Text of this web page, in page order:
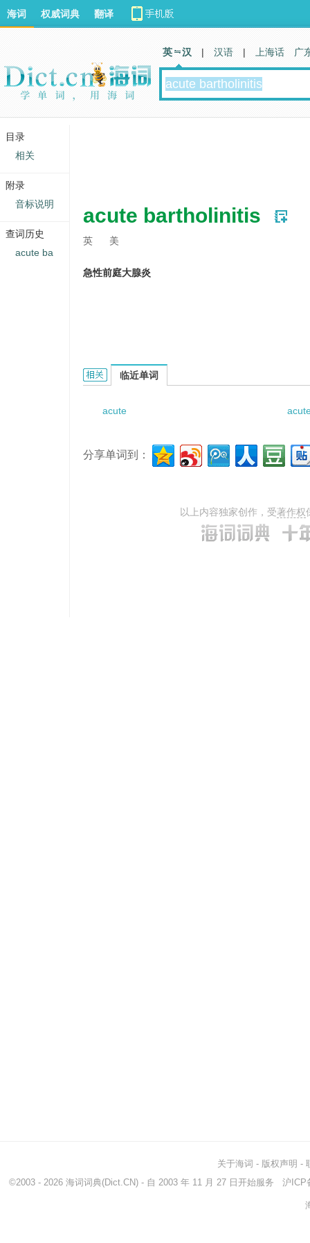
acute bartholinitis
英 美
急性前庭大腺炎
acute bartholinitis的相关资料：
临近单词
acute
分享单词到：
以上内容独家创作，受著作权
海词 权威词典 翻译
英 汉 | 汉语 | 上海话 广
关于海词 - 版权声明 -
©2003 - 2026 海词词典(Dict.CN) - 自 2003 年 11 月 27 日开始服务 沪ICP
目录
相关
附录
音标说明
查词历史
acute ba